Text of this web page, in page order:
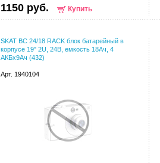
1150 руб. Купить
SKAT BC 24/18 RACK блок батарейный в
корпусе 19" 2U, 24В, емкость 18Ач, 4
АКБх9Ач (432)
Арт. 1940104